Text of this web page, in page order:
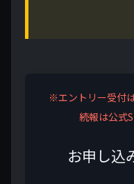
※エントリー受付
続報は公式
お申し込